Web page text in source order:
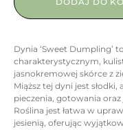
Dynia ‘Sweet Dumpling’
charakterystycznym,
jasnokremowej skórce z
Miąższ tej dyni jest
pieczenia, gotowania oraz
Roślina jest łatwa w
jesienią, oferując